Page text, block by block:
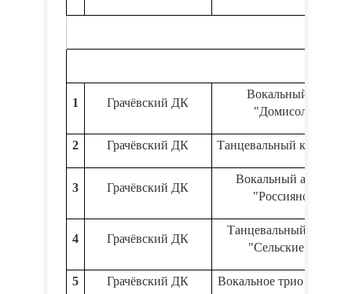
1 Грачёвский ДК
Вокальный кол-в
"Домисольки"
2 Грачёвский ДК Танцевальный кол-в
3 Грачёвский ДК
Вокальный ансамбль
"Россияночка"
4 Грачёвский ДК
Танцевальный
"Сельские зори"
5 Грачёвский ДК Вокальное трио